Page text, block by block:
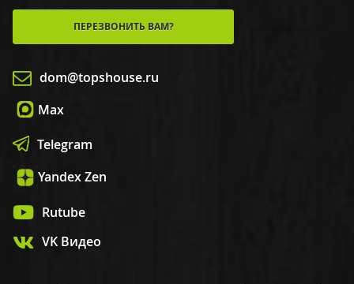
ПЕРЕЗВОНИТЬ ВАМ?
dom@topshouse.ru
Max
Telegram
Yandex Zen
Rutube
VK Видео